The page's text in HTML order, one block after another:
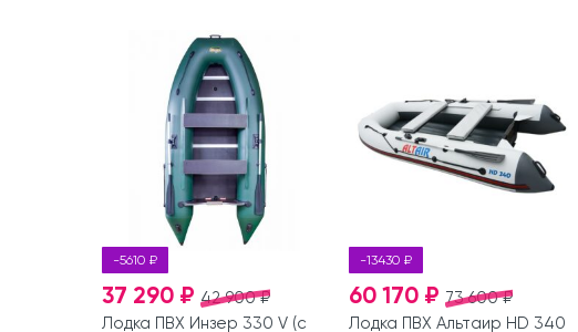
-5610 ₽
42 900 ₽
37 290 ₽
Лодка ПВХ Инзер 330 V (с
-13430 ₽
73 600 ₽
60 170 ₽
Лодка ПВХ Альтаир HD 340